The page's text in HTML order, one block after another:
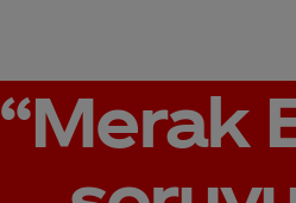
“Merak